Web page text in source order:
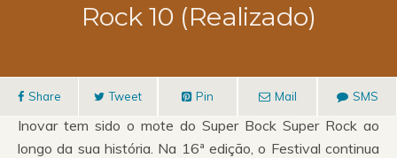
Rock 10 (Realizado)
Share Tweet Pin Mail SMS
Inovar tem sido o mote do Super Bock Super Rock ao
longo da sua história. Na 16ª edição, o Festival continua